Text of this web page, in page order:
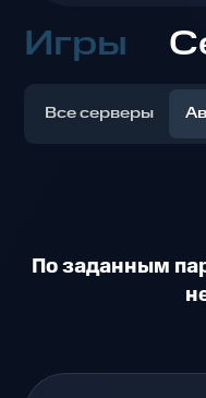
Игры
Все серверы
По заданным